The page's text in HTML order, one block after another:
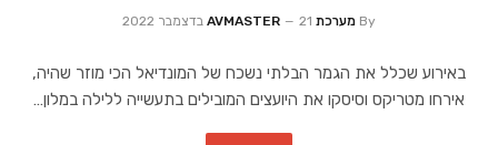
By מערכת AVMASTER 21 בדצמבר 2022
באירוע שכלל את הגמר הבלתי נשכח של המונדיאל הכי מוזר שהיה,
אירחו מטריקס וסיסקו את היועצים המובילים בתעשייה ללילה במלון…